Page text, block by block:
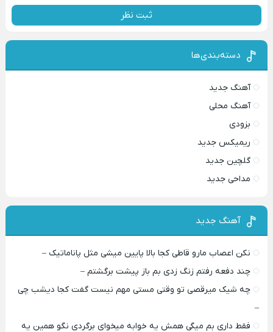
ثبت نظر
دسته‌بندی‌ها
آهنگ جدید
آهنگ محلی
بزودی
ریمیکس جدید
گلچین جدید
مداحی جدید
آهنگ جدید
نکن اعصاب مارو قاطی کجا بالا پایین میشی مثل پاناماتیک –
چند دفعه رفتم زنگ زدی بم باز پیشت برگشتم –
چه شیک میرقصی تو وقتی مستی مهم نیست گفت کجا دیشب چی
–
فقط داری بم میگی همش یه خوابه میخوای برگردی نگو همین یه